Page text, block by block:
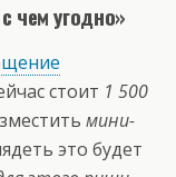
чем угодно»
стоит 1 500
мини-
это будет